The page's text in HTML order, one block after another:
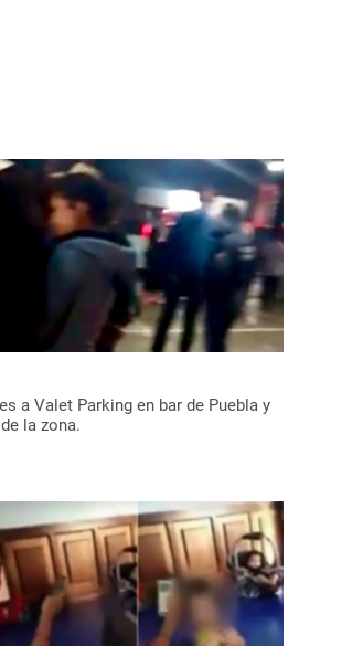
a Valet Parking en bar de Puebla y
la zona.